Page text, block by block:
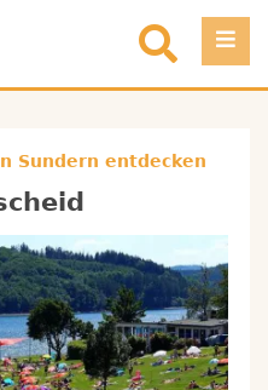
Favoriten
Registrieren
Objekt eintragen
Sundern entdecken